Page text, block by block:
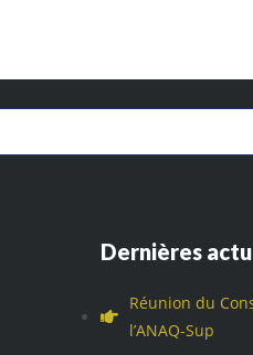
Dernières
Réunion du
l’ANAQ-Sup